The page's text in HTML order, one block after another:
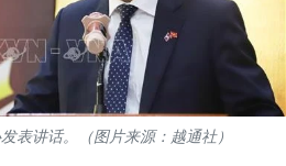
能媒体
新闻
表讲话。（图片来源：越通社）